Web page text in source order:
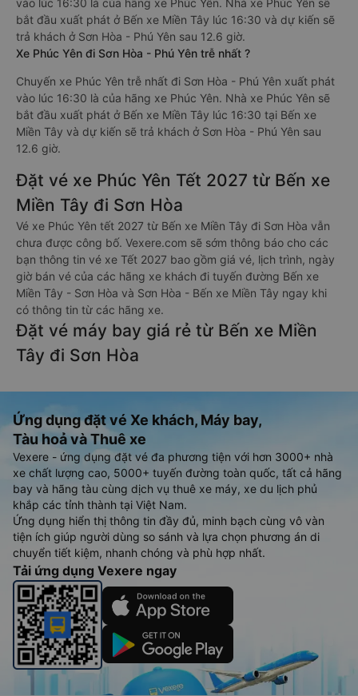
vào lúc 16:30 là của hãng xe Phúc Yên. Nhà xe Phúc Yên sẽ
bắt đầu xuất phát ở Bến xe Miền Tây lúc 16:30 và dự kiến sẽ
trả khách ở Sơn Hòa - Phú Yên sau 12.6 giờ.
Xe Phúc Yên đi Sơn Hòa - Phú Yên trễ nhất ?
Chuyến xe Phúc Yên trễ nhất đi Sơn Hòa - Phú Yên xuất phát
vào lúc 16:30 là của hãng xe Phúc Yên. Nhà xe Phúc Yên sẽ
bắt đầu xuất phát ở Bến xe Miền Tây lúc 16:30 tại Bến xe
Miền Tây và dự kiến sẽ trả khách ở Sơn Hòa - Phú Yên sau
12.6 giờ.
Đặt vé xe Phúc Yên Tết 2027 từ Bến xe
Miền Tây đi Sơn Hòa
Vé xe Phúc Yên tết 2027 từ Bến xe Miền Tây đi Sơn Hòa vẫn
chưa được công bố. Vexere.com sẽ sớm thông báo cho các
bạn thông tin vé xe Tết 2027 bao gồm giá vé, lịch trình, ngày
giờ bán vé của các hãng xe khách đi tuyến đường Bến xe
Miền Tây - Sơn Hòa và Sơn Hòa - Bến xe Miền Tây ngay khi
có thông tin từ các hãng xe.
Đặt vé máy bay giá rẻ từ Bến xe Miền
Tây đi Sơn Hòa
Ứng dụng đặt vé Xe khách, Máy bay,
Tàu hoả và Thuê xe
Vexere - ứng dụng đặt vé đa phương tiện với hơn 3000+ nhà
xe chất lượng cao, 5000+ tuyến đường toàn quốc, tất cả hãng
bay và hãng tàu cùng dịch vụ thuê xe máy, xe du lịch phủ
khắp các tỉnh thành tại Việt Nam.
Ứng dụng hiển thị thông tin đầy đủ, minh bạch cùng vô vàn
tiện ích giúp người dùng so sánh và lựa chọn phương án di
chuyển tiết kiệm, nhanh chóng và phù hợp nhất.
Tải ứng dụng Vexere ngay